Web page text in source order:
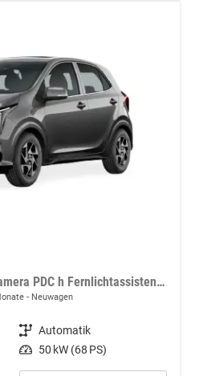
Dynamic Line 4-Sitzer Kamera PDC h Fernlichtassistent Tempomat
Neuwagen
Getriebe Automatik
Leistung 50 kW (68 PS)